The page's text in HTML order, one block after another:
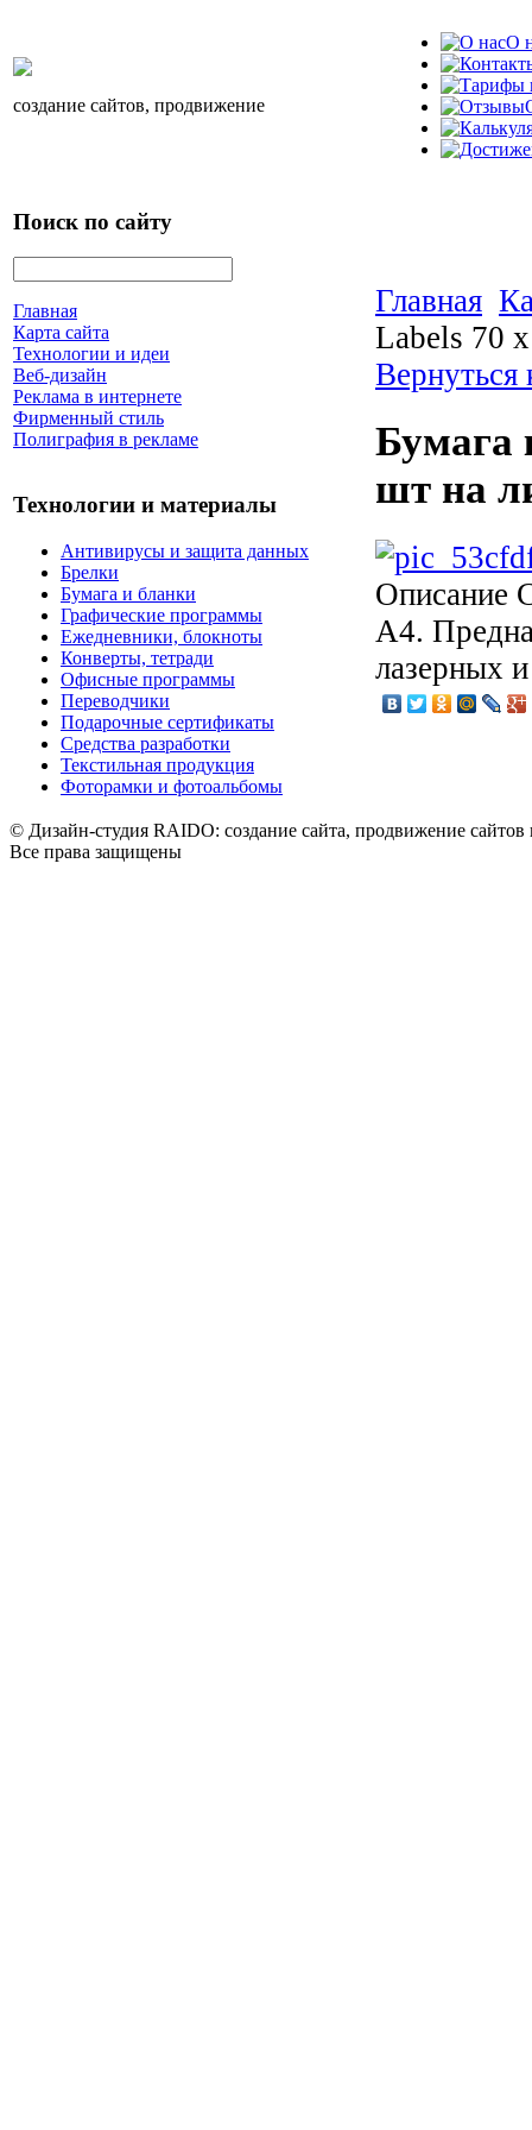
создание сайтов, продвижение
О
Поиск по сайту
Главная
Карта сайта
Технологии и идеи
Веб-дизайн
Реклама в интернете
Фирменный стиль
Полиграфия в рекламе
Технологии и материалы
Антивирусы и защита данных
Брелки
Бумага и бланки
Графические программы
Ежедневники, блокноты
Конверты, тетради
Офисные программы
Переводчики
Подарочные сертификаты
Средства разработки
Текстильная продукция
Фоторамки и фотоальбомы
Главная
Labels 70
Вернуться
Бумага
шт на
Описание
А4.
лазерных
© Дизайн-студия RAIDO: создание сайта, продвижение сайтов
Все права защищены